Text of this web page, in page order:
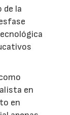
de la
en
en